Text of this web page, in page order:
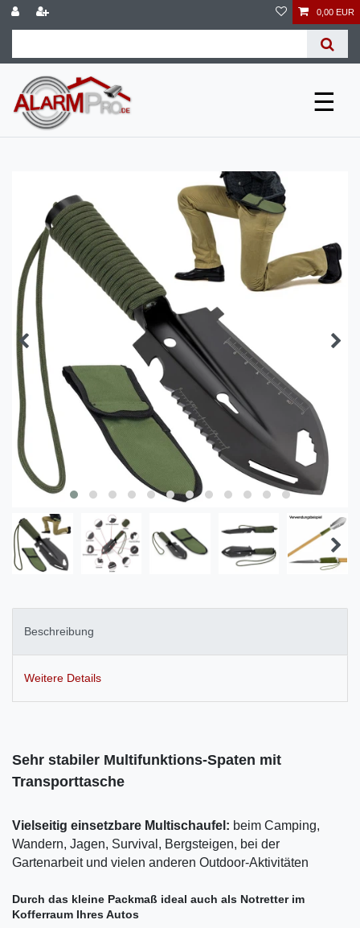
0,00 EUR
☰
Beschreibung
Weitere Details
Sehr stabiler Multifunktions-Spaten mit
Transporttasche
Vielseitig einsetzbare Multischaufel: beim Camping,
Wandern, Jagen, Survival, Bergsteigen, bei der
Gartenarbeit und vielen anderen Outdoor-Aktivitäten
Durch das kleine Packmaß ideal auch als Notretter im
Kofferraum Ihres Autos